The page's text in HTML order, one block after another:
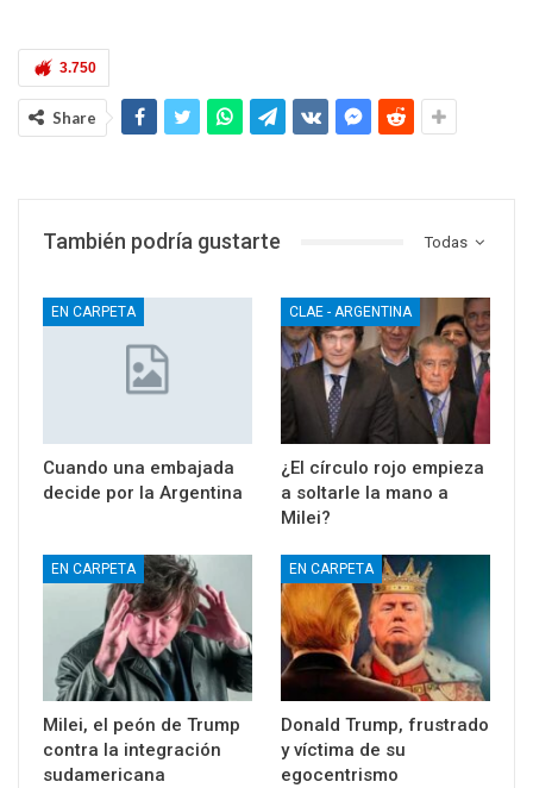
3.750
Share
Todas
También podría gustarte
EN CARPETA
Cuando una embajada
decide por la Argentina
CLAE - ARGENTINA
¿El círculo rojo empieza
a soltarle la mano a
Milei?
EN CARPETA
Milei, el peón de Trump
contra la integración
sudamericana
EN CARPETA
Donald Trump, frustrado
y víctima de su
egocentrismo